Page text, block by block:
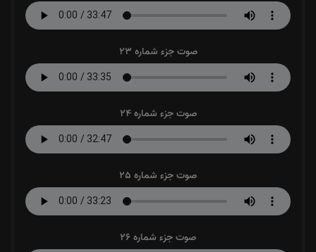
صوت جزء شماره 23
صوت جزء شماره 24
صوت جزء شماره 25
صوت جزء شماره 26